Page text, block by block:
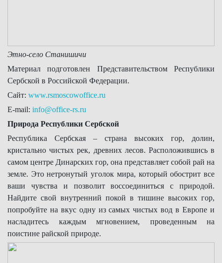
Этно-село Станишичи
Материал подготовлен Представительством Республики
Сербской в Российской Федерации.
Сайт: www.rsmoscowoffice.ru
E-mail: info@office-rs.ru
Природа Республики Сербской
Республика Сербская – страна высоких гор, долин,
кристально чистых рек, древних лесов. Расположившись в
самом центре Динарских гор, она представляет собой рай на
земле. Это нетронутый уголок мира, который обострит все
ваши чувства и позволит воссоединиться с природой.
Найдите свой внутренний покой в тишине высоких гор,
попробуйте на вкус одну из самых чистых вод в Европе и
насладитесь каждым мгновением, проведенным на
поистине райской природе.